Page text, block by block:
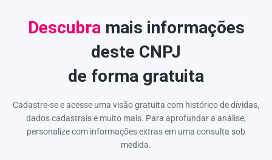
Descubra mais informações
deste CNPJ
de forma gratuita
Cadastre-se e acesse uma visão gratuita com histórico de dívidas,
dados cadastrais e muito mais. Para aprofundar a análise,
personalize com informações extras em uma consulta sob
medida.